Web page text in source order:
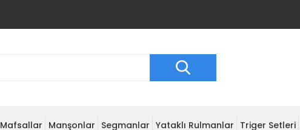
Mafsallar Manşonlar Segmanlar Yataklı Rulmanlar Triger Setleri